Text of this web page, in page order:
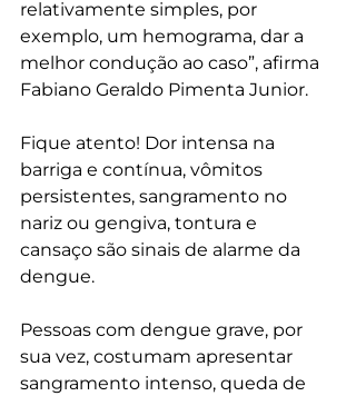
relativamente simples, por
exemplo, um hemograma, dar a
melhor condução ao caso”, afirma
Fabiano Geraldo Pimenta Junior.
Fique atento! Dor intensa na
barriga e contínua, vômitos
persistentes, sangramento no
nariz ou gengiva, tontura e
cansaço são sinais de alarme da
dengue.
Pessoas com dengue grave, por
sua vez, costumam apresentar
sangramento intenso, queda de